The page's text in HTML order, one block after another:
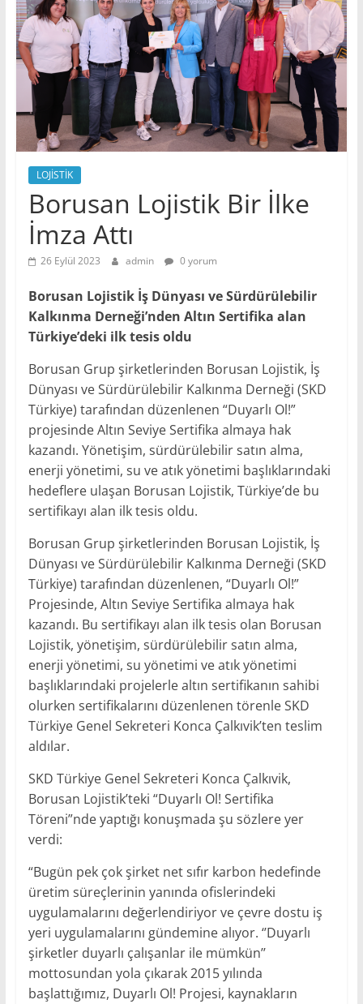
LOJİSTİK
Borusan Lojistik Bir İlke
İmza Attı
26 Eylül 2023 admin 0 yorum
Borusan Lojistik İş Dünyası ve Sürdürülebilir
Kalkınma Derneği’nden Altın Sertifika alan
Türkiye’deki ilk tesis oldu
Borusan Grup şirketlerinden Borusan Lojistik, İş
Dünyası ve Sürdürülebilir Kalkınma Derneği (SKD
Türkiye) tarafından düzenlenen “Duyarlı Ol!”
projesinde Altın Seviye Sertifika almaya hak
kazandı. Yönetişim, sürdürülebilir satın alma,
enerji yönetimi, su ve atık yönetimi başlıklarındaki
hedeflere ulaşan Borusan Lojistik, Türkiye’de bu
sertifikayı alan ilk tesis oldu.
Borusan Grup şirketlerinden Borusan Lojistik, İş
Dünyası ve Sürdürülebilir Kalkınma Derneği (SKD
Türkiye) tarafından düzenlenen, “Duyarlı Ol!”
Projesinde, Altın Seviye Sertifika almaya hak
kazandı. Bu sertifikayı alan ilk tesis olan Borusan
Lojistik, yönetişim, sürdürülebilir satın alma,
enerji yönetimi, su yönetimi ve atık yönetimi
başlıklarındaki projelerle altın sertifikanın sahibi
olurken sertifikalarını düzenlenen törenle SKD
Türkiye Genel Sekreteri Konca Çalkıvik’ten teslim
aldılar.
SKD Türkiye Genel Sekreteri Konca Çalkıvik,
Borusan Lojistik’teki “Duyarlı Ol! Sertifika
Töreni”nde yaptığı konuşmada şu sözlere yer
verdi:
“Bugün pek çok şirket net sıfır karbon hedefinde
üretim süreçlerinin yanında ofislerindeki
uygulamalarını değerlendiriyor ve çevre dostu iş
yeri uygulamalarını gündemine alıyor. ‘’Duyarlı
şirketler duyarlı çalışanlar ile mümkün’’
mottosundan yola çıkarak 2015 yılında
başlattığımız, Duyarlı Ol! Projesi, kaynakların